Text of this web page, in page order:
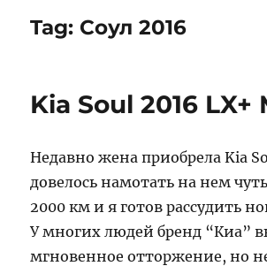
Tag: Соул 2016
Kia Soul 2016 LX+
Недавно жена приобрела Kia
довелось намотать на нем
2000 км и я готов рассудить
У многих людей бренд “Киа”
мгновенное отторжение, но